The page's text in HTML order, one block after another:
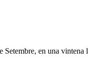
Setembre, en una